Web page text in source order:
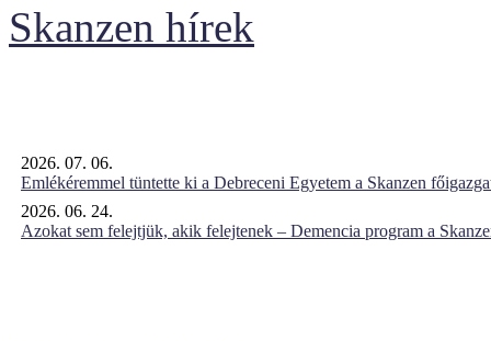
Skanzen hírek
2026. 07. 06.
Emlékéremmel tüntette ki a Debreceni Egyetem a Skanzen
2026. 06. 24.
Azokat sem felejtjük, akik felejtenek – Demencia program a